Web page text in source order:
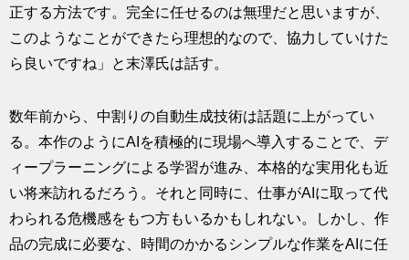
正する方法です。完全に任せるのは無理だと思いますが、
このようなことができたら理想的なので、協力していけた
ら良いですね」と末澤氏は話す。
数年前から、中割りの自動生成技術は話題に上がってい
る。本作のようにAIを積極的に現場へ導入することで、デ
ィープラーニングによる学習が進み、本格的な実用化も近
い将来訪れるだろう。それと同時に、仕事がAIに取って代
わられる危機感をもつ方もいるかもしれない。しかし、作
品の完成に必要な、時間のかかるシンプルな作業をAIに任